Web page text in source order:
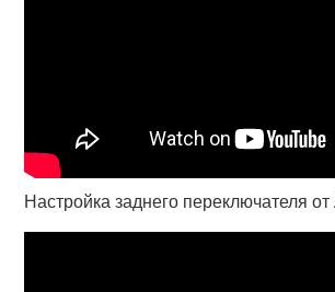
Настройка заднего переключателя